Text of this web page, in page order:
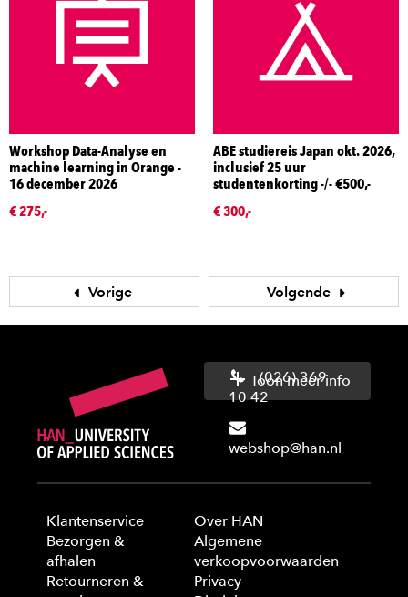
Workshop Data-Analyse en
machine learning in Orange -
16 december 2026
€ 275,-
ABE studiereis Japan okt. 2026,
inclusief 25 uur
studentenkorting -/- €500,-
€ 300,-
Vorige Volgende
(026) 369
10 42
webshop@han.nl
Toon meer info
Klantenservice
Bezorgen &
afhalen
Retourneren &
Over HAN
Algemene
verkoopvoorwaarden
Privacy